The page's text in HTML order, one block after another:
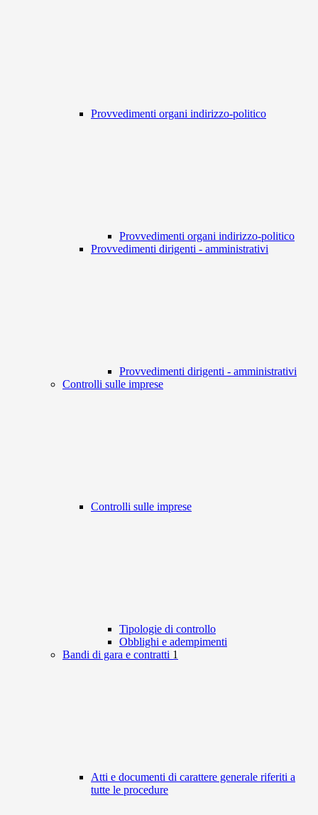
Provvedimenti organi indirizzo-politico
Provvedimenti organi indirizzo-politico
Provvedimenti dirigenti - amministrativi
Provvedimenti dirigenti - amministrativi
Controlli sulle imprese
Controlli sulle imprese
Tipologie di controllo
Obblighi e adempimenti
Bandi di gara e contratti 1
Atti e documenti di carattere generale riferiti a
tutte le procedure